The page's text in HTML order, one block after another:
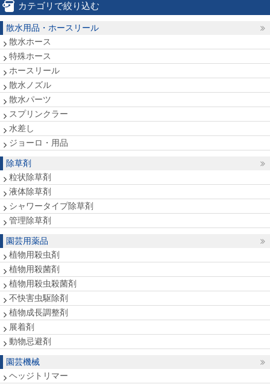
カテゴリで絞り込む
散水用品・ホースリール
散水ホース
特殊ホース
ホースリール
散水ノズル
散水パーツ
スプリンクラー
水差し
ジョーロ・用品
除草剤
粒状除草剤
液体除草剤
シャワータイプ除草剤
管理除草剤
園芸用薬品
植物用殺虫剤
植物用殺菌剤
植物用殺虫殺菌剤
不快害虫駆除剤
植物成長調整剤
展着剤
動物忌避剤
園芸機械
ヘッジトリマー